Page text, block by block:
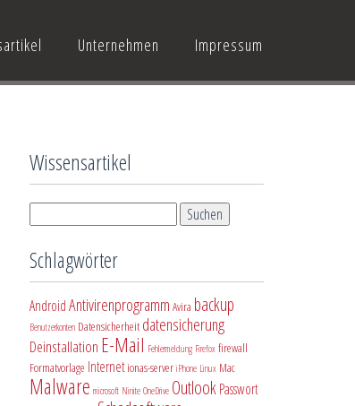
Unternehmen Impressum
Wissensartikel
Schlagwörter
AndroidAntivirenprogramm Avira backup
Benutzerkonten Datensicherheit datensicherung
Deinstallation E-Mail Fehlermeldung Firefox firewall
Formatvorlage Internet ionas-server iPhone Linux Mac
Malware microsoft Ninite OneDrive Outlook Passwort